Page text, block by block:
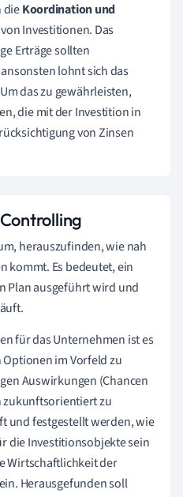
dieKoordination und
Investitionen. Das
Erträge sollten
lohnt sich das
das zu gewährleisten,
die mit der Investition in
von Zinsen
herauszufinden, wie nah
kommt. Es bedeutet, ein
Plan ausgeführt wird und
für das Unternehmen ist es
im Vorfeld zu
Auswirkungen (Chancen
zukunftsorientiert zu
und festgestellt werden, wie
die Investitionsobjekte sein
Wirtschaftlichkeit der
Herausgefunden soll